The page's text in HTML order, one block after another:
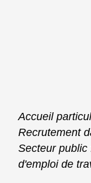
Accueil
Recrutement
Secteur public
d'emploi de